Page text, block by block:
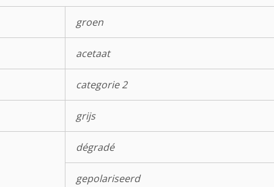
groen
acetaat
categorie 2
grijs
dégradé
gepolariseerd